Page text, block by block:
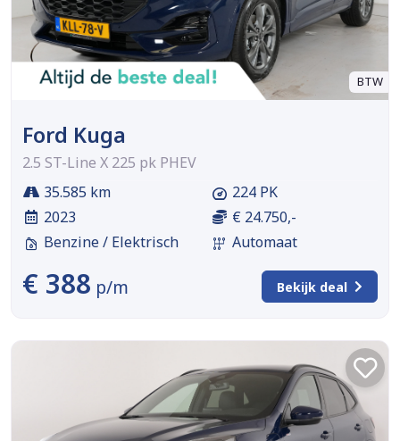
BTW
Ford Kuga
2.5 ST-Line X 225 pk PHEV
35.585 km
2023
Benzine / Elektrisch
224 PK
€ 24.750,-
Automaat
€ 388 p/m Bekijk deal